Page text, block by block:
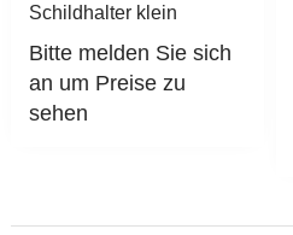
Schildhalter klein
Bitte melden Sie sich
an um Preise zu
sehen